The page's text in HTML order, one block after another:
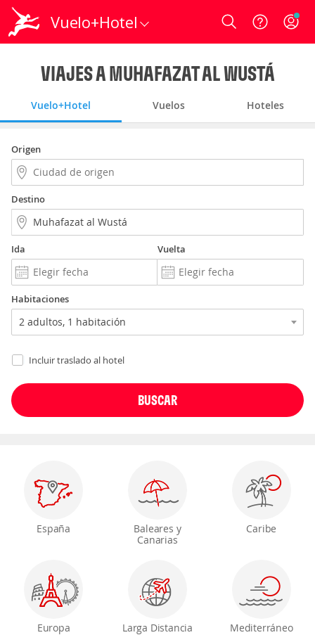
Vuelo+Hotel Login
VIAJES A MUHAFAZAT AL WUSTÁ
Vuelo+Hotel Vuelos Hoteles
Origen
Destino
Ida Vuelta
Habitaciones
Incluir traslado al hotel
España
Baleares y
Canarias
Caribe
Europa Larga Distancia Mediterráneo